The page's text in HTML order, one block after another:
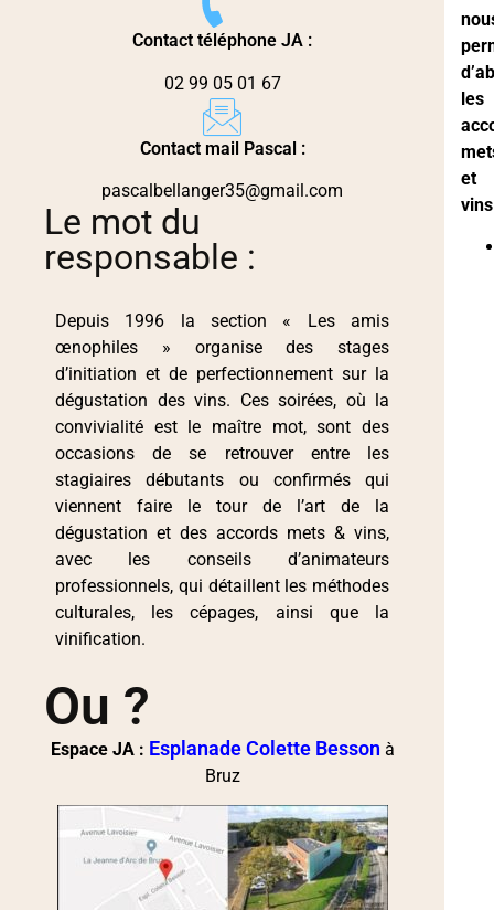
Contact téléphone JA :
02 99 05 01 67
Contact mail Pascal :
pascalbellanger35@gmail.com
Le mot du
responsable :
Depuis 1996 la section « Les amis
œnophiles » organise des stages
d’initiation et de perfectionnement sur la
dégustation des vins. Ces soirées, où la
convivialité est le maître mot, sont des
occasions de se retrouver entre les
stagiaires débutants ou confirmés qui
viennent faire le tour de l’art de la
dégustation et des accords mets & vins,
avec les conseils d’animateurs
professionnels, qui détaillent les méthodes
culturales, les cépages, ainsi que la
vinification.
Ou ?
Espace JA : Esplanade Colette Besson à
Bruz
les
et